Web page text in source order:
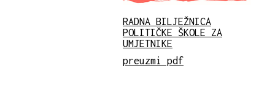
RADNA BILJEŽNICA
POLITIČKE ŠKOLE ZA
UMJETNIKE
preuzmi pdf